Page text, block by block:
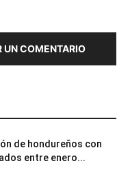
UN COMENTARIO
de hondureños con
entre enero...